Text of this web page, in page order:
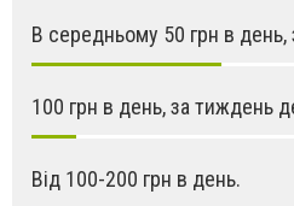
В середньому 50 грн в
100 грн в день, за тиждень
Від 100-200 грн в день.